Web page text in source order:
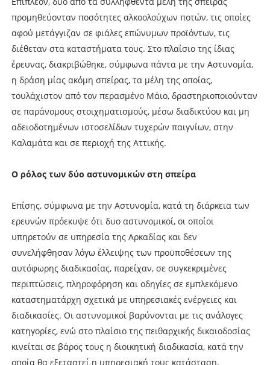
προμηθεύονταν ποσότητες αλκοολούχων ποτών, τις οποίες
αφού μετάγγιζαν σε φιάλες επώνυμων προϊόντων, τις
διέθεταν στα καταστήματα τους. Στο πλαίσιο της ίδιας
έρευνας, διακριβώθηκε, σύμφωνα πάντα με την Αστυνομία,
η δράση μίας ακόμη σπείρας, τα μέλη της οποίας,
τουλάχιστον από τον περασμένο Μάιο, δραστηριοποιούνταν
σε παράνομους στοιχηματισμούς, μέσω διαδικτύου και μη
αδειοδοτημένων ιστοσελίδων τυχερών παιγνίων, στην
Καλαμάτα και σε περιοχή της Αττικής.
Ο ρόλος των δύο αστυνομικών στη σπείρα
Επίσης, σύμφωνα με την Αστυνομία, κατά τη διάρκεια των
ερευνών πρόεκυψε ότι δυο αστυνομικοί, οι οποίοι
υπηρετούν σε υπηρεσία της Αρκαδίας και δεν
συνελήφθησαν λόγω έλλειψης των προϋποθέσεων της
αυτόφωρης διαδικασίας, παρείχαν, σε συγκεκριμένες
περιπτώσεις, πληροφόρηση και οδηγίες σε εμπλεκόμενο
καταστηματάρχη σχετικά με υπηρεσιακές ενέργειες και
διαδικασίες. Οι αστυνομικοί βαρύνονται με τις ανάλογες
κατηγορίες, ενώ στο πλαίσιο της πειθαρχικής δικαιοδοσίας
κινείται σε βάρος τους η διοικητική διαδικασία, κατά την
οποία θα εξεταστεί η υπηρεσιακή τους κατάσταση.